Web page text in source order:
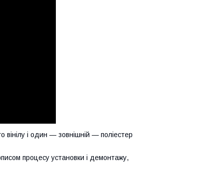
вінілу і один — зовнішній — поліестер
процесу установки і демонтажу,